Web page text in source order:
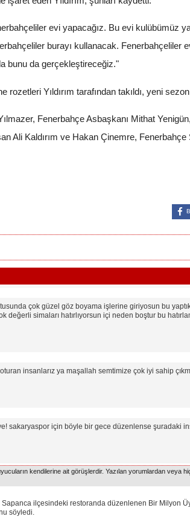
evi yapacağız. Bu evi kulübümüz
burayı kullanacak. Fenerbahçeliler
bunu da gerçekleştireceğiz."
Yıldırım tarafından takıldı, yeni
Fenerbahçe Asbaşkanı Mithat
Ali Kaldırım ve Hakan Çinemre,
çok güzel göz boyama işlerine giriyosun bu
değerli simaları hatırlıyorsun içi neden boştur bu
insanlarız ya maşallah semtimize çok iyi sahip
sakaryaspor için böyle bir gece düzenlense şuradaki
kendilerine ait görüşlerdir. Yazılan yorumlardan veya
Sapanca ilçesindeki restoranda düzenlenen Bir Milyon
söyledi.